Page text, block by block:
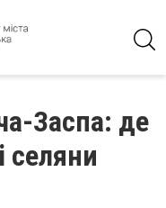
Заспа: де
селяни